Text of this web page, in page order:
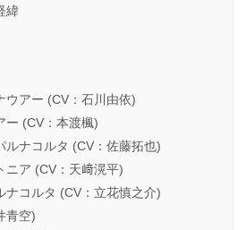
緯
ウアー (CV：石川由依)
ー (CV：本渡楓)
ルナコルタ (CV：佐藤拓也)
ニア (CV：天﨑滉平)
ナコルタ (CV：立花慎之介)
青空)